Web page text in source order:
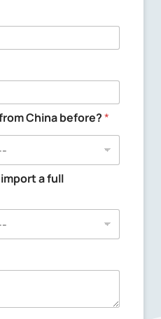
China before?*
a full